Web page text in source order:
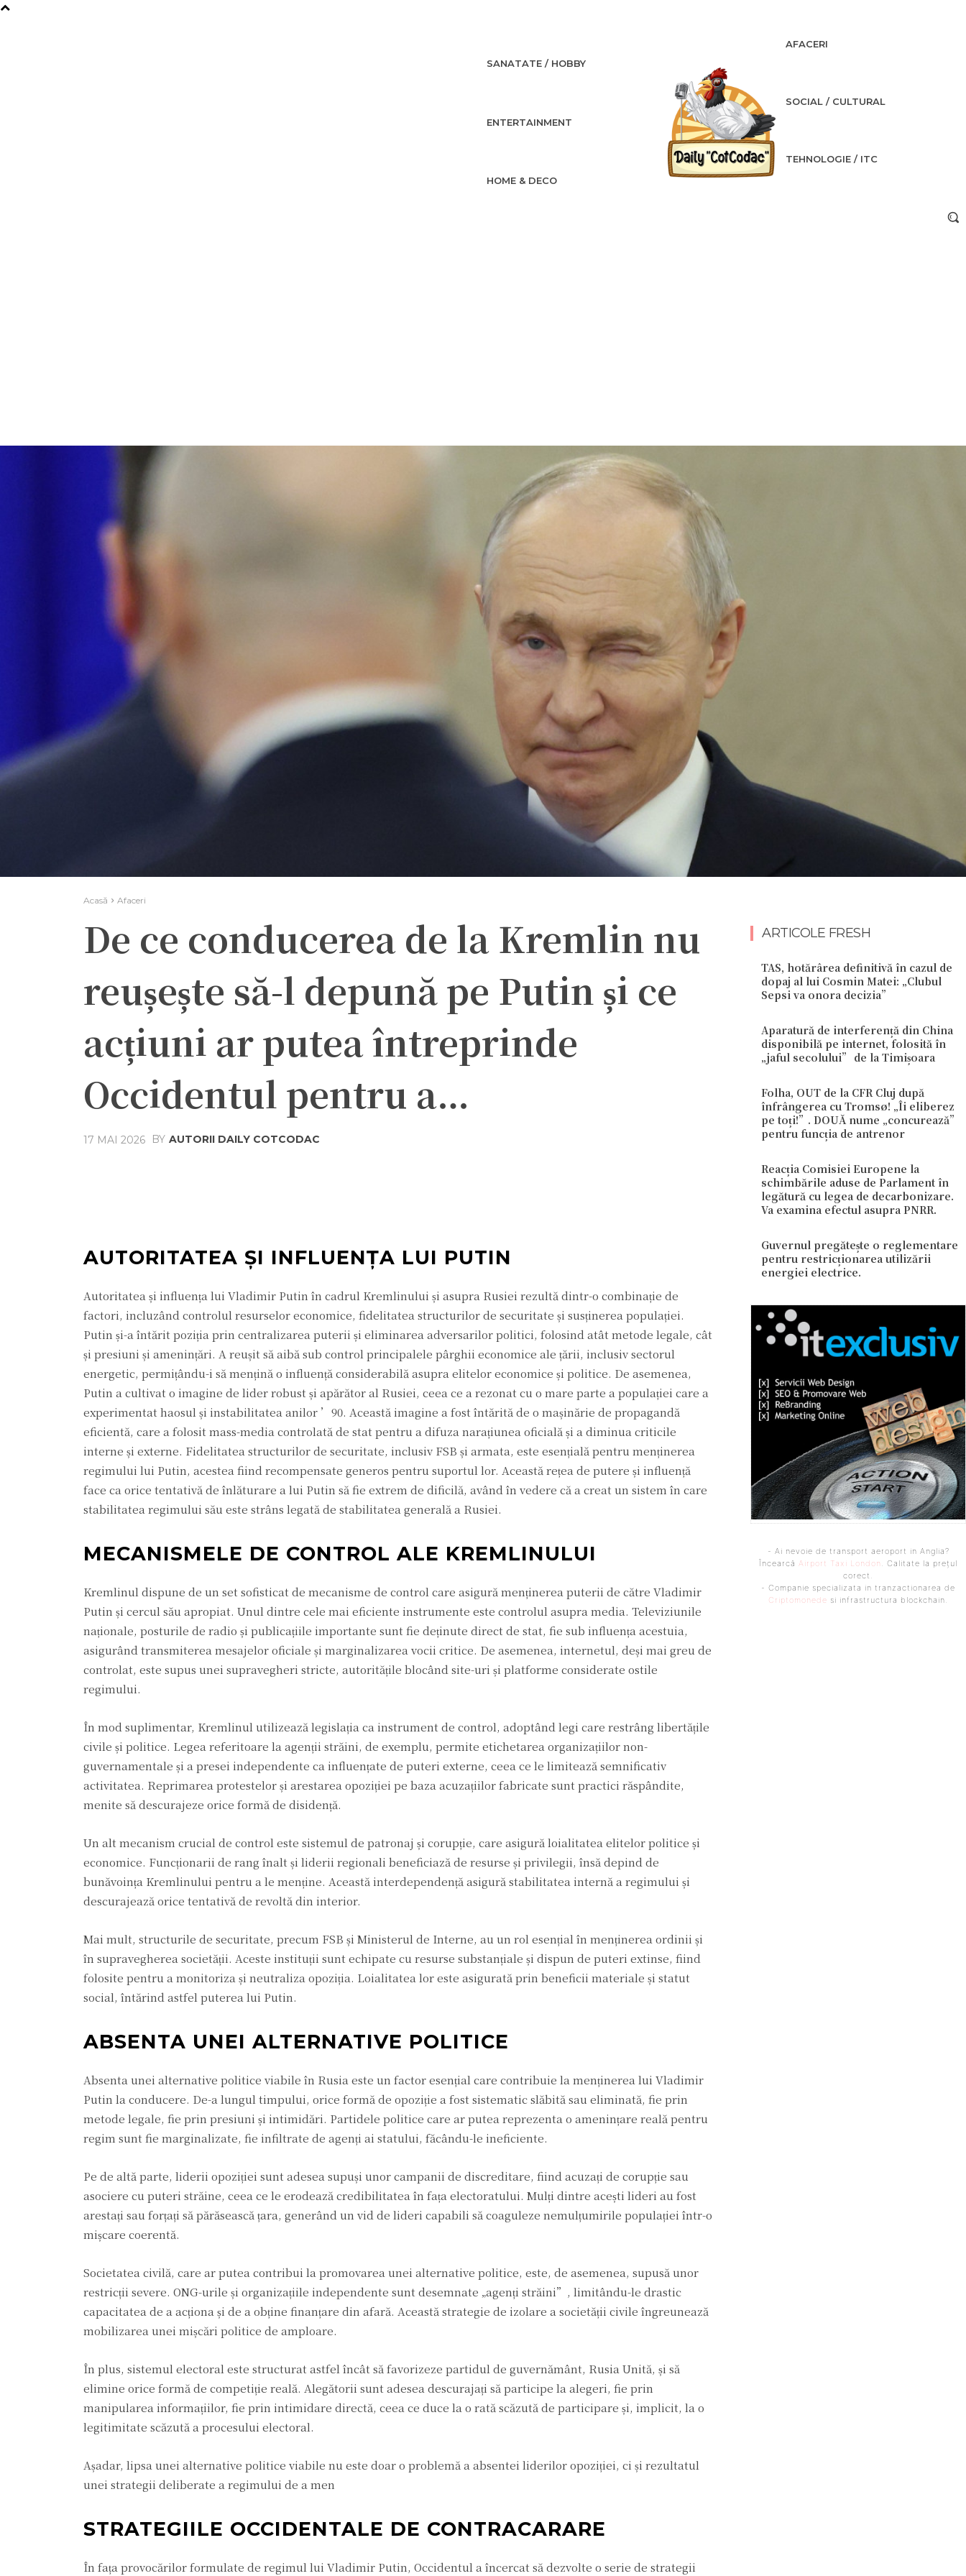
SANATATE / HOBBY
ENTERTAINMENT
HOME & DECO
AFACERI
SOCIAL / CULTURAL
TEHNOLOGIE / ITC
Acasă Afaceri
De ce conducerea de la Kremlin nu
reușește să-l depună pe Putin și ce
acțiuni ar putea întreprinde
Occidentul pentru a…
17 MAI 2026 BY AUTORII DAILY COTCODAC
AUTORITATEA ȘI INFLUENȚA LUI PUTIN
Autoritatea și influența lui Vladimir Putin în cadrul Kremlinului și asupra Rusiei rezultă dintr-o combinație de
factori, incluzând controlul resurselor economice, fidelitatea structurilor de securitate și susținerea populației.
Putin și-a întărit poziția prin centralizarea puterii și eliminarea adversarilor politici, folosind atât metode legale, cât
și presiuni și amenințări. A reușit să aibă sub control principalele pârghii economice ale țării, inclusiv sectorul
energetic, permițându-i să mențină o influență considerabilă asupra elitelor economice și politice. De asemenea,
Putin a cultivat o imagine de lider robust și apărător al Rusiei, ceea ce a rezonat cu o mare parte a populației care a
experimentat haosul și instabilitatea anilor ’90. Această imagine a fost întărită de o mașinărie de propagandă
eficientă, care a folosit mass-media controlată de stat pentru a difuza narațiunea oficială și a diminua criticile
interne și externe. Fidelitatea structurilor de securitate, inclusiv FSB și armata, este esențială pentru menținerea
regimului lui Putin, acestea fiind recompensate generos pentru suportul lor. Această rețea de putere și influență
face ca orice tentativă de înlăturare a lui Putin să fie extrem de dificilă, având în vedere că a creat un sistem în care
stabilitatea regimului său este strâns legată de stabilitatea generală a Rusiei.
MECANISMELE DE CONTROL ALE KREMLINULUI
Kremlinul dispune de un set sofisticat de mecanisme de control care asigură menținerea puterii de către Vladimir
Putin și cercul său apropiat. Unul dintre cele mai eficiente instrumente este controlul asupra media. Televiziunile
naționale, posturile de radio și publicațiile importante sunt fie deținute direct de stat, fie sub influența acestuia,
asigurând transmiterea mesajelor oficiale și marginalizarea vocii critice. De asemenea, internetul, deși mai greu de
controlat, este supus unei supravegheri stricte, autoritățile blocând site-uri și platforme considerate ostile
regimului.
În mod suplimentar, Kremlinul utilizează legislația ca instrument de control, adoptând legi care restrâng libertățile
civile și politice. Legea referitoare la agenții străini, de exemplu, permite etichetarea organizațiilor non-
guvernamentale și a presei independente ca influențate de puteri externe, ceea ce le limitează semnificativ
activitatea. Reprimarea protestelor și arestarea opoziției pe baza acuzațiilor fabricate sunt practici răspândite,
menite să descurajeze orice formă de disidență.
Un alt mecanism crucial de control este sistemul de patronaj și corupție, care asigură loialitatea elitelor politice și
economice. Funcționarii de rang înalt și liderii regionali beneficiază de resurse și privilegii, însă depind de
bunăvoința Kremlinului pentru a le menține. Această interdependență asigură stabilitatea internă a regimului și
descurajează orice tentativă de revoltă din interior.
Mai mult, structurile de securitate, precum FSB și Ministerul de Interne, au un rol esențial în menținerea ordinii și
în supravegherea societății. Aceste instituții sunt echipate cu resurse substanțiale și dispun de puteri extinse, fiind
folosite pentru a monitoriza și neutraliza opoziția. Loialitatea lor este asigurată prin beneficii materiale și statut
social, întărind astfel puterea lui Putin.
ABSENTA UNEI ALTERNATIVE POLITICE
Absenta unei alternative politice viabile în Rusia este un factor esențial care contribuie la menținerea lui Vladimir
Putin la conducere. De-a lungul timpului, orice formă de opoziție a fost sistematic slăbită sau eliminată, fie prin
metode legale, fie prin presiuni și intimidări. Partidele politice care ar putea reprezenta o amenințare reală pentru
regim sunt fie marginalizate, fie infiltrate de agenți ai statului, făcându-le ineficiente.
Pe de altă parte, liderii opoziției sunt adesea supuși unor campanii de discreditare, fiind acuzați de corupție sau
asociere cu puteri străine, ceea ce le erodează credibilitatea în fața electoratului. Mulți dintre acești lideri au fost
arestați sau forțați să părăsească țara, generând un vid de lideri capabili să coaguleze nemulțumirile populației într-o
mișcare coerentă.
Societatea civilă, care ar putea contribui la promovarea unei alternative politice, este, de asemenea, supusă unor
restricții severe. ONG-urile și organizațiile independente sunt desemnate „agenți străini”, limitându-le drastic
capacitatea de a acționa și de a obține finanțare din afară. Această strategie de izolare a societății civile îngreunează
mobilizarea unei mișcări politice de amploare.
În plus, sistemul electoral este structurat astfel încât să favorizeze partidul de guvernământ, Rusia Unită, și să
elimine orice formă de competiție reală. Alegătorii sunt adesea descurajați să participe la alegeri, fie prin
manipularea informațiilor, fie prin intimidare directă, ceea ce duce la o rată scăzută de participare și, implicit, la o
legitimitate scăzută a procesului electoral.
Așadar, lipsa unei alternative politice viabile nu este doar o problemă a absentei liderilor opoziției, ci și rezultatul
unei strategii deliberate a regimului de a men
STRATEGIILE OCCIDENTALE DE CONTRACARARE
În fața provocărilor formulate de regimul lui Vladimir Putin, Occidentul a încercat să dezvolte o serie de strategii
ARTICOLE FRESH
TAS, hotărârea definitivă în cazul de
dopaj al lui Cosmin Matei: „Clubul
Sepsi va onora decizia”
Aparatură de interferență din China
disponibilă pe internet, folosită în
„jaful secolului” de la Timișoara
Folha, OUT de la CFR Cluj după
înfrângerea cu Tromsø! „Îi eliberez
pe toți!”. DOUĂ nume „concurează”
pentru funcția de antrenor
Reacția Comisiei Europene la
schimbările aduse de Parlament în
legătură cu legea de decarbonizare.
Va examina efectul asupra PNRR.
Guvernul pregătește o reglementare
pentru restricționarea utilizării
energiei electrice.
- Ai nevoie de transport aeroport in Anglia?
Încearcă Airport Taxi London . Calitate la prețul
corect.
- Companie specializata in tranzactionarea de
Criptomonede si infrastructura blockchain.